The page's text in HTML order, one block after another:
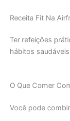
Receita Fit Na
Ter refeições
hábitos
O Que Comer
Você pode